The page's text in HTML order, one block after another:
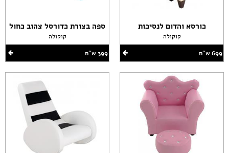
כורסא והדום לנסיכות
קוקולה
699 ש''ח
ספה בצורת כדורסל צהוב כחול
קוקולה
399 ש''ח